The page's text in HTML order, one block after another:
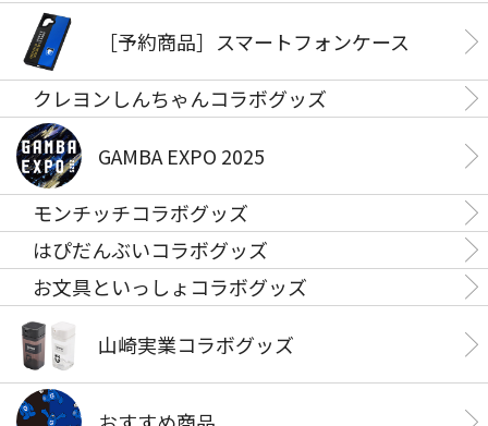
［予約商品］スマートフォンケース
クレヨンしんちゃんコラボグッズ
GAMBA EXPO 2025
モンチッチコラボグッズ
はぴだんぶいコラボグッズ
お文具といっしょコラボグッズ
山崎実業コラボグッズ